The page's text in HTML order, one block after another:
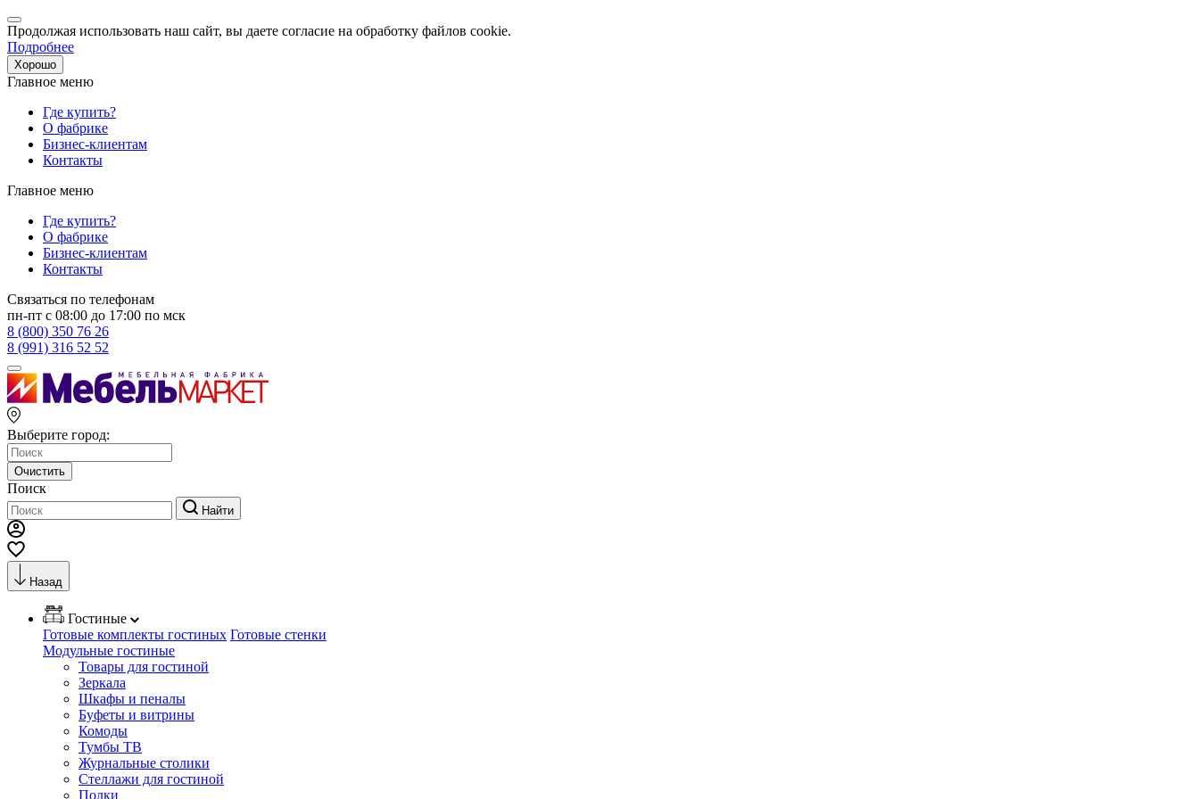
Продолжая использовать наш сайт, вы даете согласие на обработку файлов cookie.
Подробнее
Хорошо
Главное меню
Где купить?
О фабрике
Бизнес-клиентам
Контакты
Главное меню
Где купить?
О фабрике
Бизнес-клиентам
Контакты
Связаться по телефонам
пн-пт с 08:00 до 17:00 по мск
8 (800) 350 76 26
8 (991) 316 52 52
Выберите город:
Очистить
Поиск
Найти
Назад
Гостиные
Готовые комплекты гостиных Готовые стенки
Модульные гостиные
Товары для гостиной
Зеркала
Шкафы и пеналы
Буфеты и витрины
Комоды
Тумбы ТВ
Журнальные столики
Стеллажи для гостиной
Полки